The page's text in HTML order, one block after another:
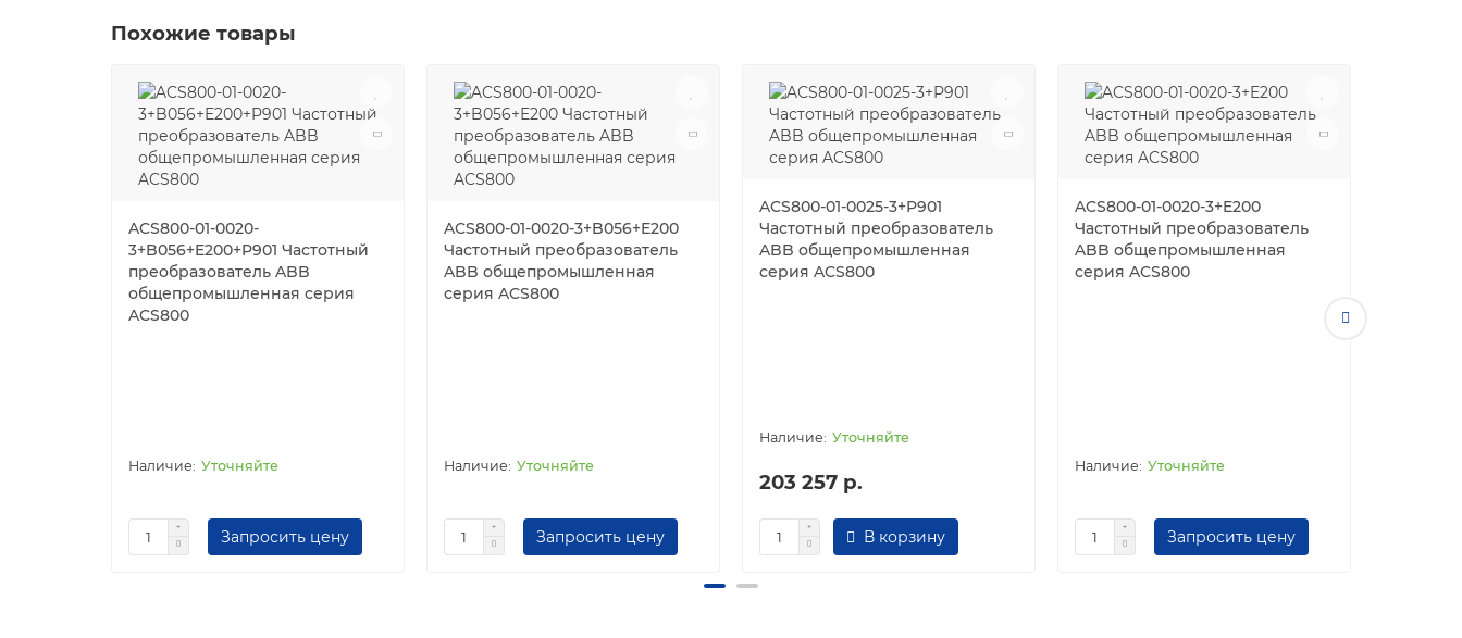
Похожие товары
ACS800-01-0020-
3+B056+E200+P901 Частотный
преобразователь ABB
общепромышленная серия
ACS800
Уточняйте
Запросить цену
ACS800-01-0020-3+B056+E200
Частотный преобразователь
ABB общепромышленная
серия ACS800
Уточняйте
Запросить цену
ACS800-01-0025-3+P901
Частотный преобразователь
ABB общепромышленная
серия ACS800
Уточняйте
203 257 р.
В корзину
ACS800-01-0020-3+E200
Частотный преобразователь
ABB общепромышленная
серия ACS800
Уточняйте
Запросить цену